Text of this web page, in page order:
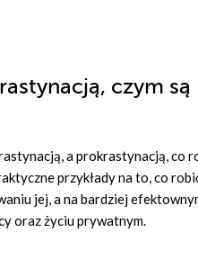
czym są
a prokrastynacją, co
przykłady na to, co
jej, a na bardziej
oraz życiu prywatnym.